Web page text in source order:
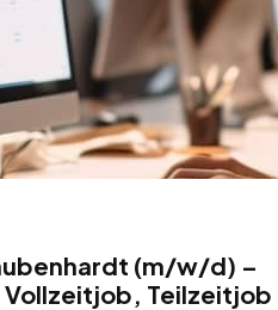
(m/w/d) –
Teilzeitjob